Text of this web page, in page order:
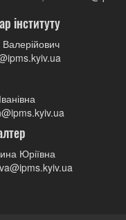
інституту
Юріївна